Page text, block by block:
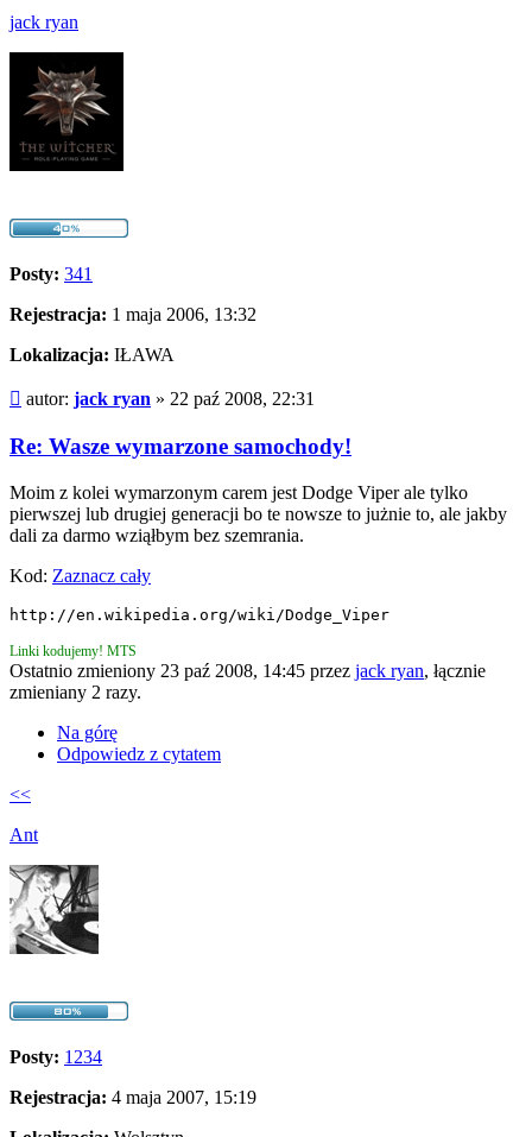
jack ryan
Posty: 341
Rejestracja: 1 maja 2006, 13:32
Lokalizacja: IŁAWA
Post
autor: jack ryan » 22 paź 2008, 22:31
Re: Wasze wymarzone samochody!
Moim z kolei wymarzonym carem jest Dodge Viper ale tylko
pierwszej lub drugiej generacji bo te nowsze to jużnie to, ale jakby
dali za darmo wziąłbym bez szemrania.
Kod: Zaznacz cały
http://en.wikipedia.org/wiki/Dodge_Viper
Linki kodujemy! MTS
Ostatnio zmieniony 23 paź 2008, 14:45 przez jack ryan, łącznie
zmieniany 2 razy.
Na górę
Odpowiedz z cytatem
<<
Ant
Posty: 1234
Rejestracja: 4 maja 2007, 15:19